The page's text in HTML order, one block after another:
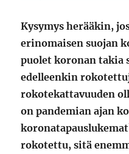
Kysymys herääkin,
erinomaisen suojan
puolet koronan takia
edelleenkin
rokotekattavuuden
on pandemian ajan
rokotettu, sitä